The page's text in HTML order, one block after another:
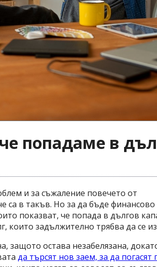
попадаме в
и за съжаление повечето от
са в такъв. Но за да бъде
показват, че попада в дългов
които задължително трябва да се
защото остава незабелязана,
да търсят нов заем, за да